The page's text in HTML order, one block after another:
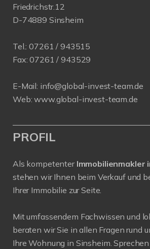
Friedrichstr.12
D-74889 Sinsheim
Tel.:07261 / 943515
Fax: 07261 / 943529
E-Mail: info@global-invest-team.de
Web:www.global-invest-team.de
PROFIL
Als kompetenter Immobilienmakler
stehen wir Ihnen beim Verkauf und
Ihrer Immobilie zur Seite.
Mit umfassendem Fachwissen und
beraten wir Sie in allen Fragen rund
Ihre Wohnung in Sinsheim.